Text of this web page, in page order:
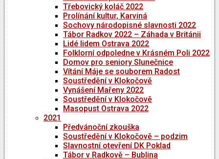
Třebovický koláč 2022
Prolínání kultur, Karviná
Sochovy národopisné slavnosti 2022
Tábor Radkov 2022 – Záhada v Británii
Lidé lidem Ostrava 2022
Folklorní odpoledne v Krásném Poli 2022
Domov pro seniory Slunečnice
Vítání Máje se souborem Radost
Soustředění v Klokočově
Vynášení Mařeny 2022
Soustředění v Klokočově
Masopust Ostrava 2022
2021
Předvánoční zkouška
Soustředění v Klokočově – podzim
Slavnostní otevření DK Poklad
Tábor v Radkově – Bublina